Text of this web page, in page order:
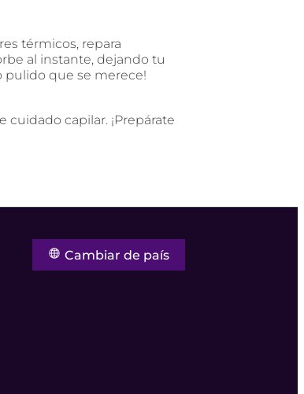
térmicos, repara
al instante, dejando tu
pulido que se merece!
capilar. ¡Prepárate
Cambiar de país